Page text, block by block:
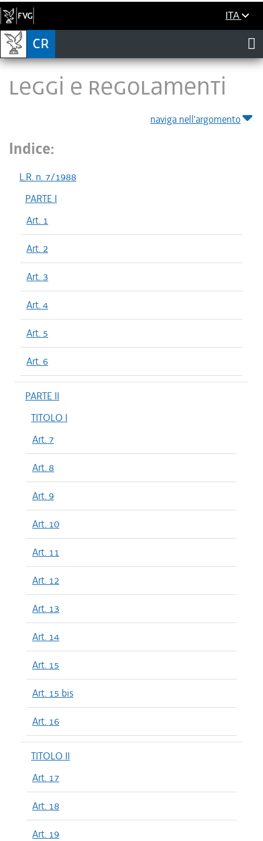
ITA
LEGGI E REGOLAMENTI
naviga nell'argomento
Indice:
L.R. n. 7/1988
PARTE I
Art. 1
Art. 2
Art. 3
Art. 4
Art. 5
Art. 6
PARTE II
TITOLO I
Art. 7
Art. 8
Art. 9
Art. 10
Art. 11
Art. 12
Art. 13
Art. 14
Art. 15
Art. 15 bis
Art. 16
TITOLO II
Art. 17
Art. 18
Art. 19